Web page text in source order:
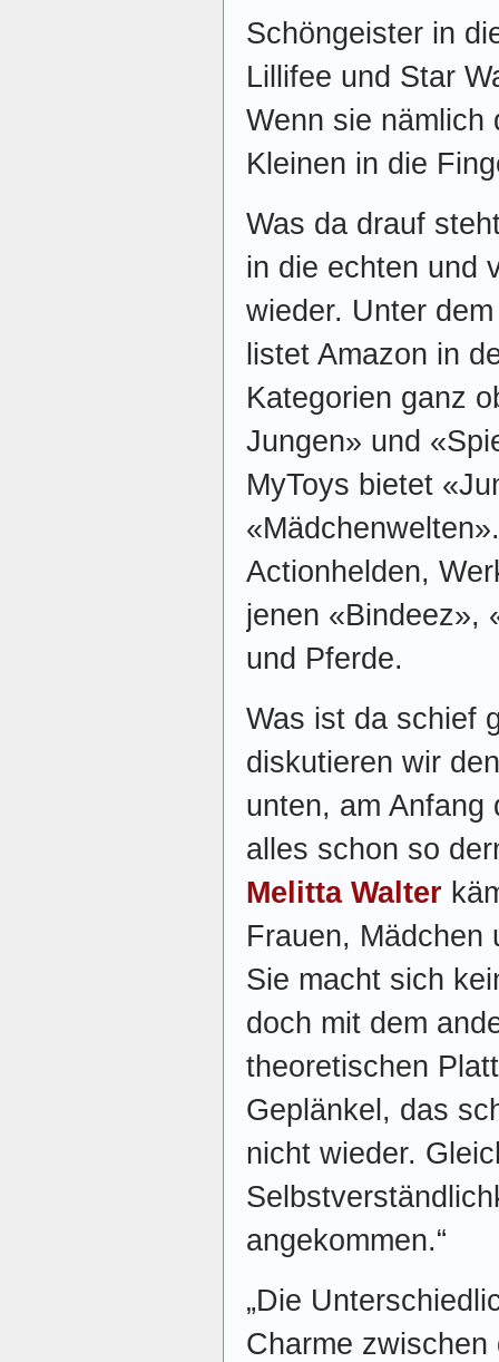
Schöngeister in
Lillifee und Star
Wenn sie nämlich
Kleinen in die
Was da drauf
in die echten und
wieder. Unter
listet Amazon in
Kategorien ganz
Jungen» und
MyToys bietet
Actionhelden,
jenen «Bindeez»,
und Pferde.
Was ist da schief
diskutieren wir
unten, am Anfang
alles schon so
Melitta Walter
Frauen, Mädchen
Sie macht sich
doch mit dem
theoretischen
Geplänkel, das
nicht wieder.
angekommen.“
„Die
Charme zwischen